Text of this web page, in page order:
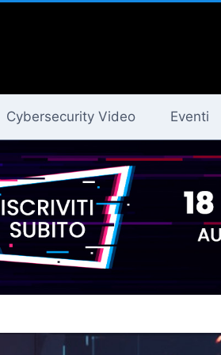
Cybersecurity Video Eventi